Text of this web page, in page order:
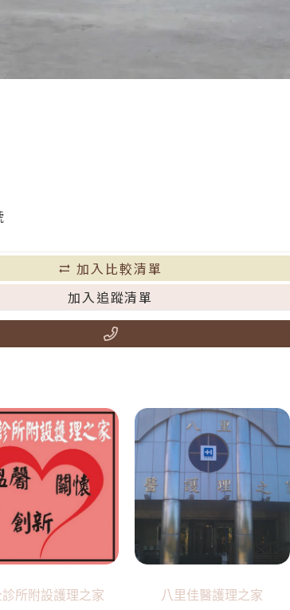
加入比較清單
加入追蹤清單
診所附設護理之家 八里佳醫護理之家